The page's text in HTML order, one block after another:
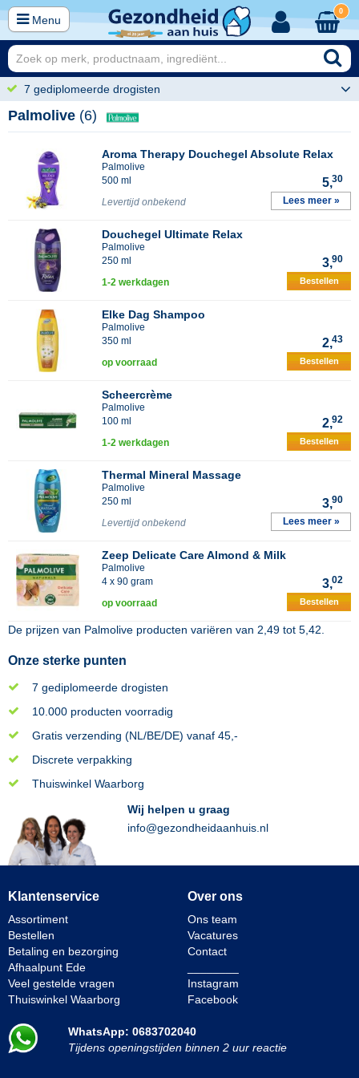
Menu
0
7 gediplomeerde drogisten
Palmolive (6)
Aroma Therapy Douchegel Absolute Relax
Palmolive
500 ml
5,30
Levertijd onbekend Lees meer »
Douchegel Ultimate Relax
Palmolive
250 ml
3,90
1-2 werkdagen Bestellen
Elke Dag Shampoo
Palmolive
350 ml
2,43
op voorraad Bestellen
Scheercrème
Palmolive
100 ml
2,92
1-2 werkdagen Bestellen
Thermal Mineral Massage
Palmolive
250 ml
3,90
Levertijd onbekend Lees meer »
Zeep Delicate Care Almond & Milk
Palmolive
4 x 90 gram
3,02
op voorraad Bestellen
De prijzen van Palmolive producten variëren van 2,49 tot 5,42
Onze sterke punten
7 gediplomeerde drogisten
10.000 producten voorradig
Gratis verzending (NL/BE/DE) vanaf 45,-
Discrete verpakking
Thuiswinkel Waarborg
Wij helpen u graag
info@gezondheidaanhuis.nl
Klantenservice
Assortiment
Bestellen
Betaling en bezorging
Afhaalpunt Ede
Veel gestelde vragen
Thuiswinkel Waarborg
Over ons
Ons team
Vacatures
Contact
Instagram
Facebook
WhatsApp: 0683702040
Tijdens openingstijden binnen 2 uur reactie